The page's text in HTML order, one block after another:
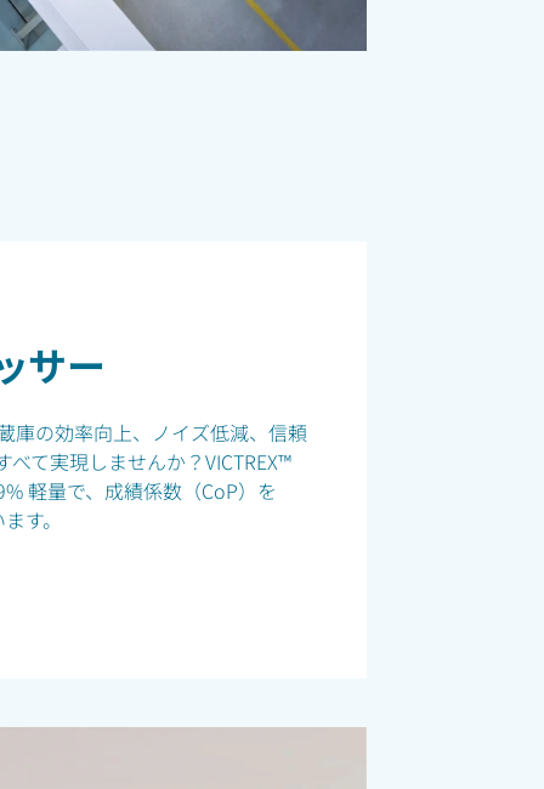
サー
庫の効率向上、ノイズ低減、信頼
て実現しませんか？VICTREX™
軽量で、成績係数（CoP）を
す。